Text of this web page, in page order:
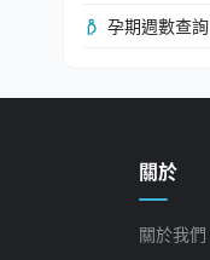
孕期週數查詢
關於
關於我們